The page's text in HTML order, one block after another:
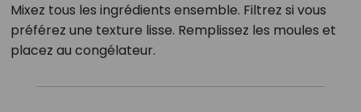
Mixez tous les ingrédients ensemble. Filtrez si vous
préférez une texture lisse. Remplissez les moules et
placez au congélateur.